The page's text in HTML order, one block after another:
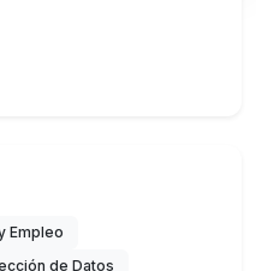
Empleo
de Datos